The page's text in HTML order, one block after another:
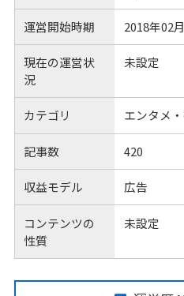
運営開始時期 2018年02月
現在の運営状
況
未設定
カテゴリ エンタメ
記事数 420
収益モデル 広告
コンテンツの
性質
未設定